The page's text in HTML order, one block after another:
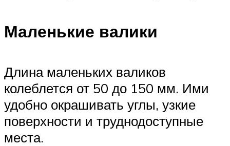
Маленькие валики
Длина маленьких валиков
колеблется от 50 до 150 мм. Ими
удобно окрашивать углы, узкие
поверхности и труднодоступные
места.